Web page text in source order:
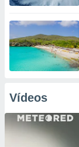
Vídeos